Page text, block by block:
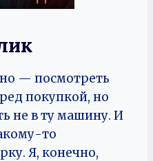
— посмотреть
покупкой, но
не в ту машину. И
то
Я, конечно,